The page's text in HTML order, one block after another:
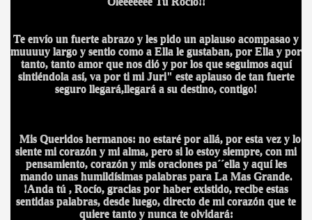
Te envío un fuerte abrazo y les pido un aplauso acompasao y
muuuuy largo y sentio como a Ella le gustaban, por Ella y por
tanto, tanto amor que nos dió y por los que seguimos aquí
sintiéndola así, va por ti mi Juri" este aplauso de tan fuerte
seguro llegará,llegará a su destino, contigo!
Mis Queridos hermanos: no estaré por allá, por esta vez y lo
siente mi corazón y mi alma, pero si lo estoy siempre, con mi
pensamiento, corazón y mis oraciones pa´´ella y aquí les
mando unas humildísimas palabras para La Mas Grande.
!Anda tú , Rocío, gracias por haber existido, recibe estas
sentidas palabras, desde luego, directo de mi corazón que te
quiere tanto y nunca te olvidará: